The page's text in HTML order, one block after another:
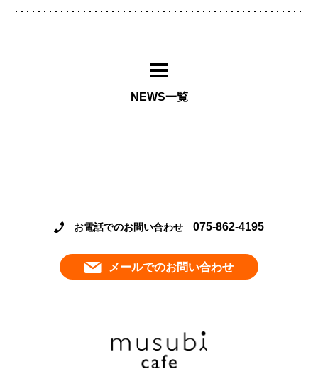
NEWS一覧
お電話でのお問い合わせ 075-862-4195
メールでのお問い合わせ